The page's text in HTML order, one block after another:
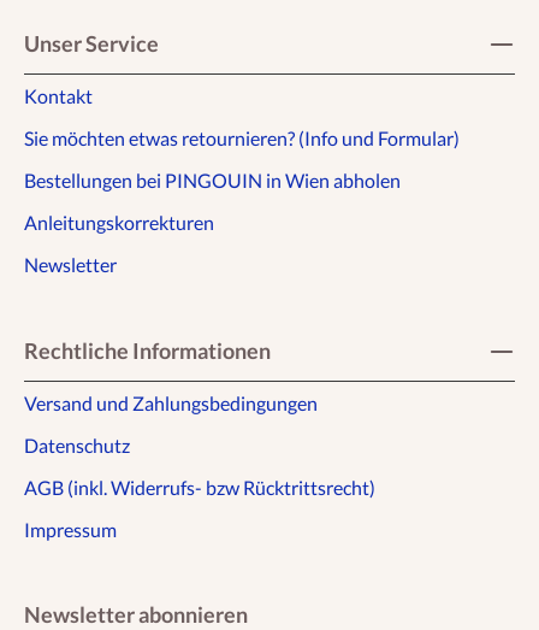
Unser Service
Kontakt
Sie möchten etwas retournieren? (Info und Formular)
Bestellungen bei PINGOUIN in Wien abholen
Anleitungskorrekturen
Newsletter
Rechtliche Informationen
Versand und Zahlungsbedingungen
Datenschutz
AGB (inkl. Widerrufs- bzw Rücktrittsrecht)
Impressum
Newsletter abonnieren